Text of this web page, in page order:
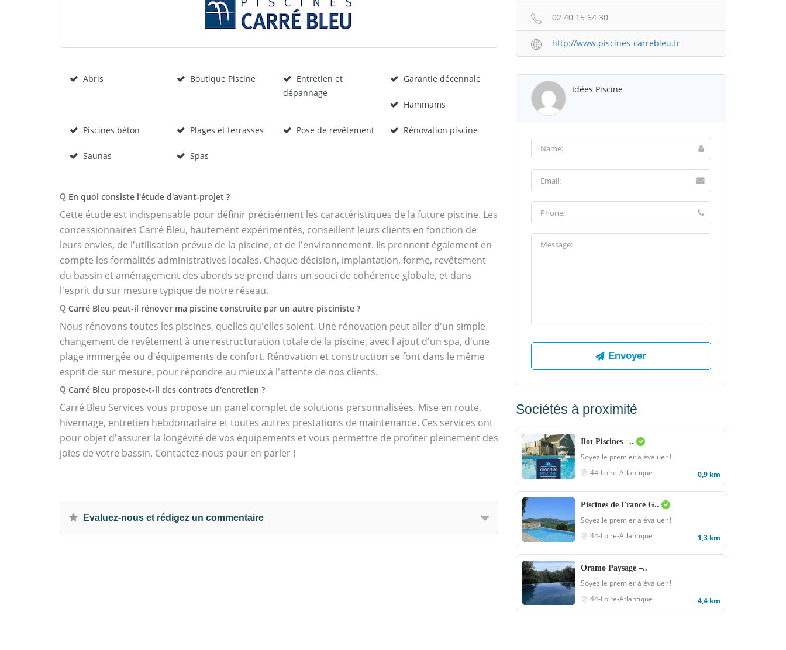
Abris Boutique Piscine
Entretien et
dépannage
Garantie décennale
Hammams
Piscines béton Plages et terrasses Pose de revêtement Rénovation piscine
Saunas Spas
Q En quoi consiste l'étude d'avant-projet ?
Cette étude est indispensable pour définir précisément les caractéristiques de la future piscine. Les
concessionnaires Carré Bleu, hautement expérimentés, conseillent leurs clients en fonction de
leurs envies, de l'utilisation prévue de la piscine, et de l'environnement. Ils prennent également en
compte les formalités administratives locales. Chaque décision, implantation, forme, revêtement
du bassin et aménagement des abords se prend dans un souci de cohérence globale, et dans
l'esprit du sur mesure typique de notre réseau.
Q Carré Bleu peut-il rénover ma piscine construite par un autre pisciniste ?
Nous rénovons toutes les piscines, quelles qu'elles soient. Une rénovation peut aller d'un simple
changement de revêtement à une restructuration totale de la piscine, avec l'ajout d'un spa, d'une
plage immergée ou d'équipements de confort. Rénovation et construction se font dans le même
esprit de sur mesure, pour répondre au mieux à l'attente de nos clients.
Q Carré Bleu propose-t-il des contrats d'entretien ?
Carré Bleu Services vous propose un panel complet de solutions personnalisées. Mise en route,
hivernage, entretien hebdomadaire et toutes autres prestations de maintenance. Ces services ont
pour objet d'assurer la longévité de vos équipements et vous permettre de profiter pleinement des
joies de votre bassin. Contactez-nous pour en parler !
Evaluez-nous et rédigez un commentaire
02 40 15 64 30
http://www.piscines-carrebleu.fr
Idées Piscine
Sociétés à proximité
Ilot Piscines –..
Soyez le premier à évaluer !
44-Loire-Atlantique
0,9 km
Piscines de France G..
Soyez le premier à évaluer !
44-Loire-Atlantique
1,3 km
Oramo Paysage –..
Soyez le premier à évaluer !
44-Loire-Atlantique
4,4 km